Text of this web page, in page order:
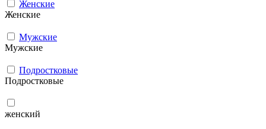
Женские
Женские
Мужcкие
Мужcкие
Подростковые
Подростковые
женский